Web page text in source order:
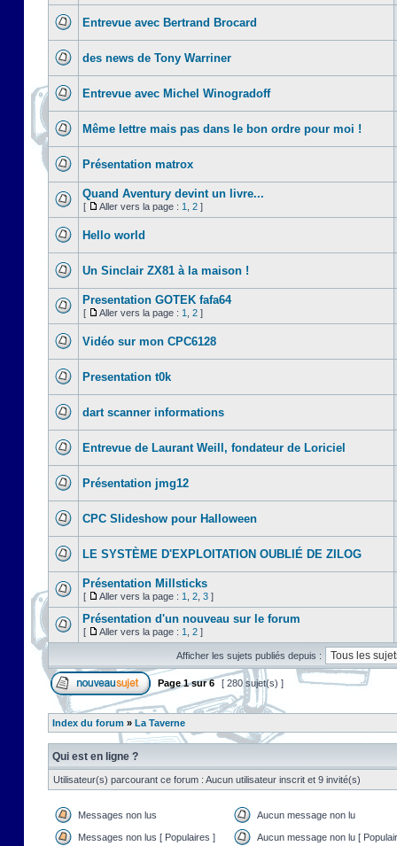
Entrevue avec Bertrand Brocard
des news de Tony Warriner
Entrevue avec Michel Winogradoff
Même lettre mais pas dans le bon ordre pour moi !
Présentation matrox
Quand Aventury devint un livre...
[ Aller vers la page : 1 2 ]
Hello world
Un Sinclair ZX81 à la maison !
Presentation GOTEK fafa64
[ Aller vers la page : 1 2 ]
Vidéo sur mon CPC6128
Presentation t0k
dart scanner informations
Entrevue de Laurant Weill, fondateur de Loriciel
Présentation jmg12
CPC Slideshow pour Halloween
LE SYSTÈME D'EXPLOITATION OUBLIÉ DE ZILOG
Présentation Millsticks
[ Aller vers la page : 1 2 3 ]
Présentation d'un nouveau sur le forum
[ Aller vers la page : 1 2 ]
Afficher les sujets publiés depuis :
Page1sur6 [ 280 sujet(s) ]
Index du forum » La Taverne
Qui est en ligne ?
Utilisateur(s) parcourant ce forum : Aucun utilisateur inscrit et 9 invité(s)
Messages non lus Aucun message non lu
Messages non lus [ Populaires ] Aucun message non lu [